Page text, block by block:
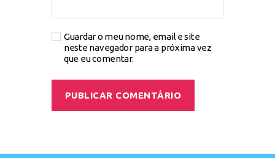
Guardar o meu nome, email e site
neste navegador para a próxima vez
que eu comentar.